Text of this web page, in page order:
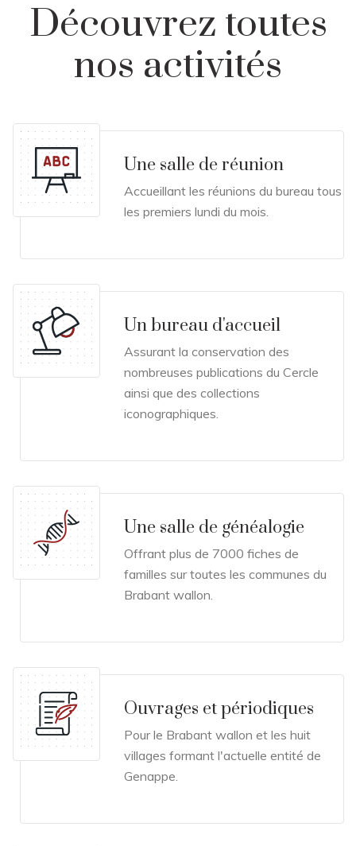
Découvrez toutes
nos activités
Une salle de réunion
Accueillant les réunions du bureau tous
les premiers lundi du mois.
Un bureau d'accueil
Assurant la conservation des
nombreuses publications du Cercle
ainsi que des collections
iconographiques.
Une salle de généalogie
Offrant plus de 7000 fiches de
familles sur toutes les communes du
Brabant wallon.
Ouvrages et périodiques
Pour le Brabant wallon et les huit
villages formant l'actuelle entité de
Genappe.